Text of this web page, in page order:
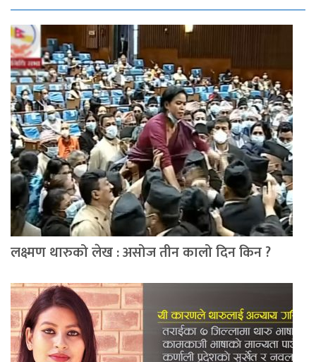
लक्ष्मण थारुको लेख : असोज तीन कालो दिन किन ?